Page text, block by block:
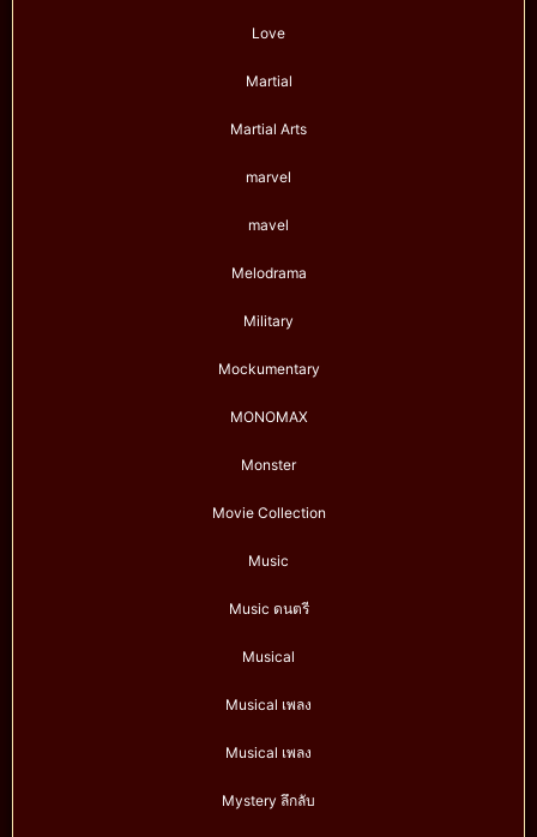
Love
Martial
Martial Arts
marvel
mavel
Melodrama
Military
Mockumentary
MONOMAX
Monster
Movie Collection
Music
Music ดนตรี
Musical
Musical เพลง
Musical เพลง
Mystery ลึกลับ